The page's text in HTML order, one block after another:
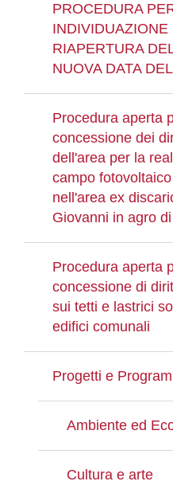
PROCEDURA
INDIVIDUAZIONE
RIAPERTURA
NUOVA DATA
Procedura aperta
concessione dei
dell'area per la
campo
nell'area ex
Giovanni in agro
Procedura aperta
concessione di
sui tetti e lastrici
edifici comunali
Progetti e
Ambiente ed
Cultura e arte